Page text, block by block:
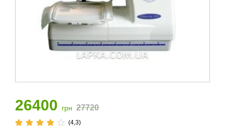
26400 грн 27720
(4,3)